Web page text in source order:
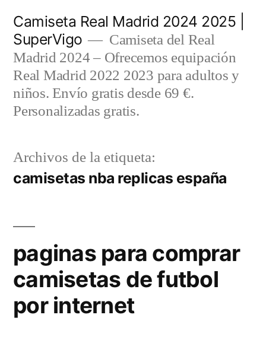
contenido
Camiseta Real Madrid 2024 2025 |
SuperVigo
Camiseta del Real
Madrid 2024 – Ofrecemos equipación
Real Madrid 2022 2023 para adultos y
niños. Envío gratis desde 69 €.
Personalizadas gratis.
Archivos de la etiqueta:
camisetas nba replicas españa
paginas para comprar
camisetas de futbol
por internet